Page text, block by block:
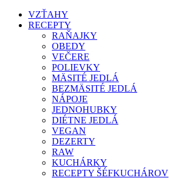
VZŤAHY
RECEPTY
RAŇAJKY
OBEDY
VEČERE
POLIEVKY
MÄSITÉ JEDLÁ
BEZMÄSITÉ JEDLÁ
NÁPOJE
JEDNOHUBKY
DIÉTNE JEDLÁ
VEGAN
DEZERTY
RAW
KUCHÁRKY
RECEPTY ŠÉFKUCHÁROV